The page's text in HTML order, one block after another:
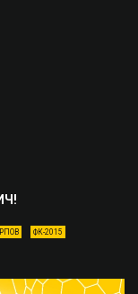
ФК-2015